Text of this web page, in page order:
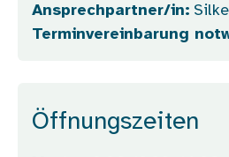
Ansprechpartner/in:
Terminvereinbarung
Öffnungszeiten